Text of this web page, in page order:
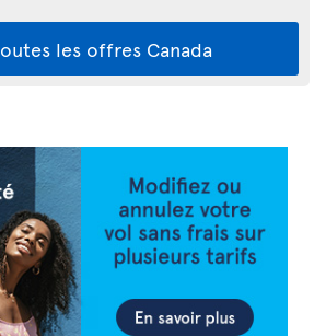
les offres Canada